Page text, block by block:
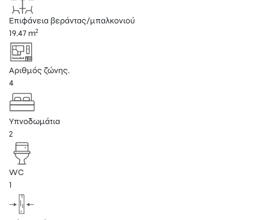
Επιφάνεια βεράντας/μπαλκονιού
19.47 m2
Αριθμός ζώνης.
4
Υπνοδωμάτια
2
WC
1